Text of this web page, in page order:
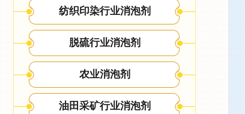
纺织印染行业消泡剂
脱硫行业消泡剂
农业消泡剂
油田采矿行业消泡剂